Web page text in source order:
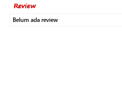
Review
Belum ada review